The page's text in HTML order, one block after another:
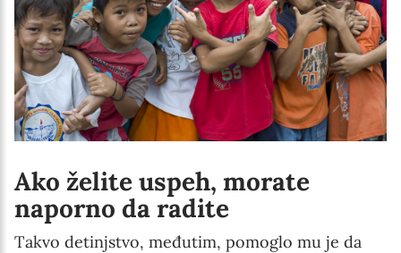
Ako želite uspeh, morate
naporno da radite
Takvo detinjstvo, međutim, pomoglo mu je da